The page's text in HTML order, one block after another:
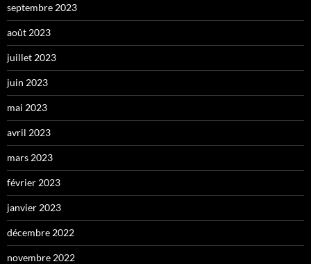
septembre 2023
août 2023
juillet 2023
juin 2023
mai 2023
avril 2023
mars 2023
février 2023
janvier 2023
décembre 2022
novembre 2022